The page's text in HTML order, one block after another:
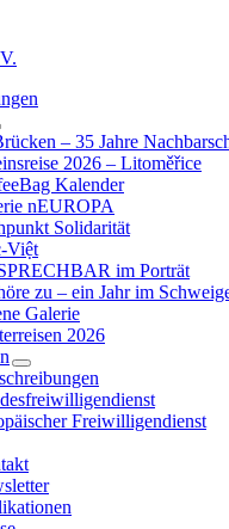
– 35 Jahre
2026 – Litoměřice
Kalender
nEUROPA
Solidarität
Việt
im Porträt
zu – ein Jahr im
Galerie
2026
Freiwilligendienst